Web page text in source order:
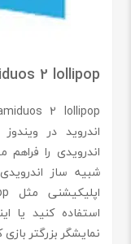
2 lollipop
اندروید در
اندرویدی را
شبیه‌ ساز
نمایشگر بزرگتر بازی